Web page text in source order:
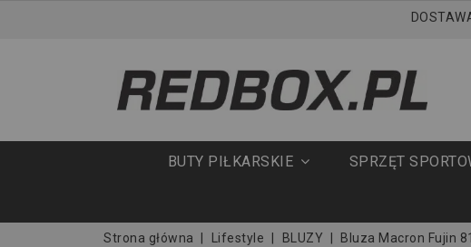
BUTY PIŁKARSKIE SPRZĘT
Strona główna Lifestyle BLUZY Bluza Macron Fujin